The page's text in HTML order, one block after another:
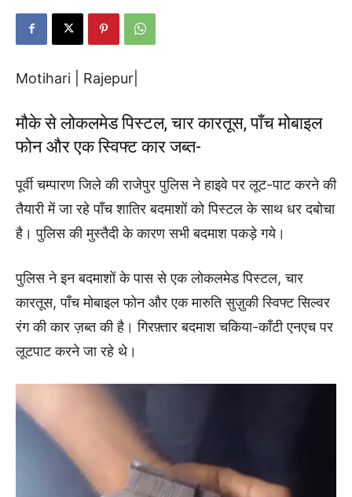
Motihari | Rajepur|
मौके से लोकलमेड पिस्टल, चार कारतूस, पाँच मोबाइल
फोन और एक स्विफ्ट कार जब्त-
पूर्वी चम्पारण जिले की राजेपुर पुलिस ने हाइवे पर लूट-पाट करने की
तैयारी में जा रहे पाँच शातिर बदमाशों को पिस्टल के साथ धर दबोचा
है। पुलिस की मुस्तैदी के कारण सभी बदमाश पकड़े गये।
पुलिस ने इन बदमाशों के पास से एक लोकलमेड पिस्टल, चार
कारतूस, पाँच मोबाइल फोन और एक मारुति सुज़ुकी स्विफ्ट सिल्वर
रंग की कार ज़ब्त की है। गिरफ़्तार बदमाश चकिया-कॉंटी एनएच पर
लूटपाट करने जा रहे थे।